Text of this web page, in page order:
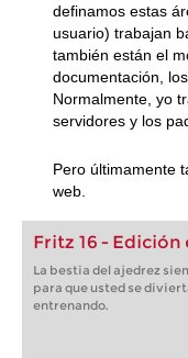
definamos estas
usuario) trabajan
también están el
documentación,
Normalmente, yo
servidores y los
Pero últimamente
web.
Fritz 16 - Edición
La bestia del ajedrez
para que usted se
entrenando.